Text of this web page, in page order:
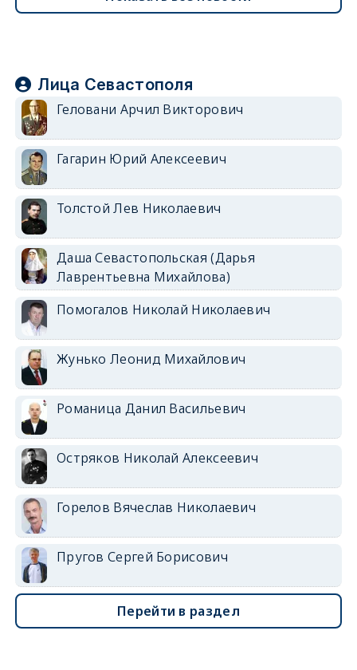
Лица Севастополя
Геловани Арчил Викторович
Гагарин Юрий Алексеевич
Толстой Лев Николаевич
Даша Севастопольская (Дарья
Лаврентьевна Михайлова)
Помогалов Николай Николаевич
Жунько Леонид Михайлович
Романица Данил Васильевич
Остряков Николай Алексеевич
Горелов Вячеслав Николаевич
Пругов Сергей Борисович
Перейти в раздел